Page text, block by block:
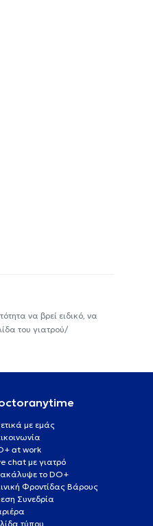
να βρεί ειδικό, να
του γιατρού/
με εμάς
at work
chat με γιατρό
το DO+
Φροντίδας Βάρους
Συνεδρία
τύπου